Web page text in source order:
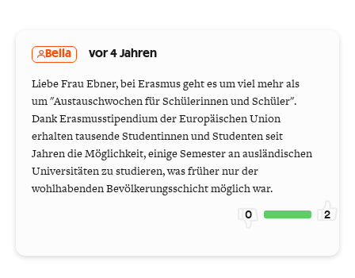
Bella vor 4 Jahren
Liebe Frau Ebner, bei Erasmus geht es um viel mehr als
um "Austauschwochen für Schülerinnen und Schüler".
Dank Erasmusstipendium der Europäischen Union
erhalten tausende Studentinnen und Studenten seit
Jahren die Möglichkeit, einige Semester an ausländischen
Universitäten zu studieren, was früher nur der
wohlhabenden Bevölkerungsschicht möglich war.
0 2